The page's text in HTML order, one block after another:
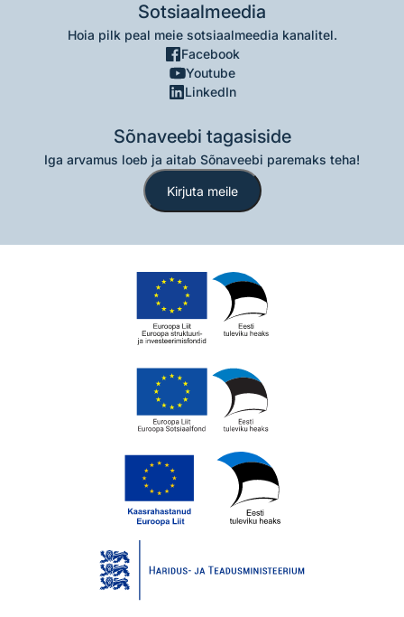
Sotsiaalmeedia
Hoia pilk peal meie sotsiaalmeedia kanalitel.
Facebook
Youtube
LinkedIn
Sõnaveebi tagasiside
Iga arvamus loeb ja aitab Sõnaveebi paremaks teha!
Kirjuta meile